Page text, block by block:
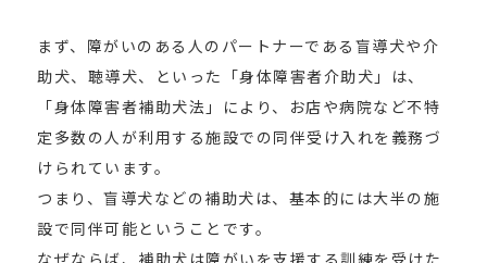
まず、障がいのある人のパートナーである盲導犬や介
助犬、聴導犬、といった「身体障害者介助犬」は、
「身体障害者補助犬法」により、お店や病院など不特
定多数の人が利用する施設での同伴受け入れを義務づ
けられています。
つまり、盲導犬などの補助犬は、基本的には大半の施
設で同伴可能ということです。
なぜならば、補助犬は障がいを支援する訓練を受けた